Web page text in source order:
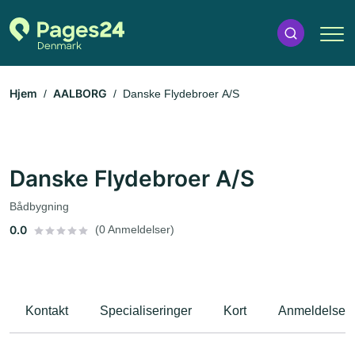
Hjem AALBORG Danske Flydebroer A/S
Danske Flydebroer A/S
Bådbygning
0.0 (0 Anmeldelser)
Kontakt Specialiseringer Kort Anmeldelser